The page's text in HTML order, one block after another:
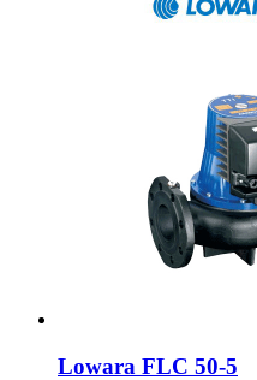
Lowara FLC 50-5